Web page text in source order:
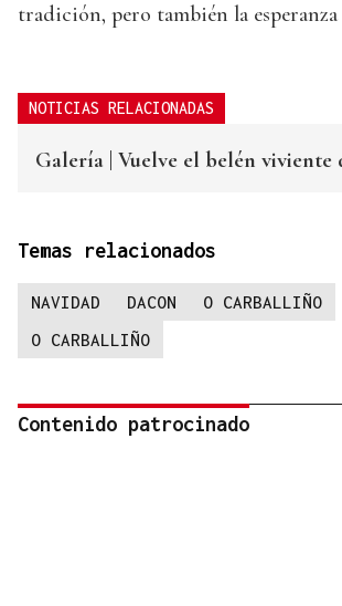
tradición, pero también la
NOTICIAS RELACIONADAS
Galería | Vuelve el belén viviente
Temas relacionados
NAVIDAD DACON
O CARBALLIÑO
O CARBALLIÑO
Contenido patrocinado